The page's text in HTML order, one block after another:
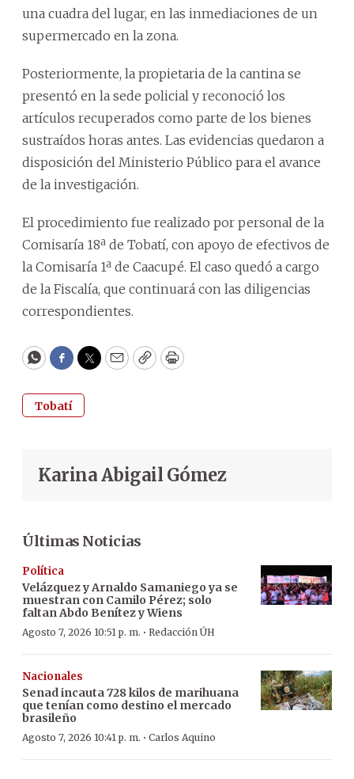
una cuadra del lugar, en las inmediaciones de un
supermercado en la zona.
Posteriormente, la propietaria de la cantina se
presentó en la sede policial y reconoció los
artículos recuperados como parte de los bienes
sustraídos horas antes. Las evidencias quedaron a
disposición del Ministerio Público para el avance
de la investigación.
El procedimiento fue realizado por personal de la
Comisaría 18ª de Tobatí, con apoyo de efectivos de
la Comisaría 1ª de Caacupé. El caso quedó a cargo
de la Fiscalía, que continuará con las diligencias
correspondientes.
WhatsApp
Facebook
Twitter
EmailCopyPrint
Tobatí
Karina Abigail Gómez
Últimas Noticias
Política
Velázquez y Arnaldo Samaniego ya se
muestran con Camilo Pérez; solo
faltan Abdo Benítez y Wiens
Agosto 7, 2026 10:51 p. m. · Redacción ÚH
Nacionales
Senad incauta 728 kilos de marihuana
que tenían como destino el mercado
brasileño
Agosto 7, 2026 10:41 p. m. · Carlos Aquino